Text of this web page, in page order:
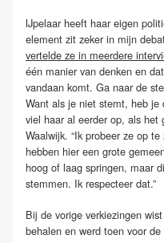
IJpelaar heeft haar eigen
element zit zeker in mijn
vertelde ze in meerdere
één manier van denken en
vandaan komt. Ga naar de
Want als je niet stemt, heb je
viel haar al eerder op, als het
Waalwijk. “Ik probeer ze op
hebben hier een grote
hoog of laag springen, maar
stemmen. Ik respecteer dat.”
Bij de vorige verkiezingen
behalen en werd toen voor